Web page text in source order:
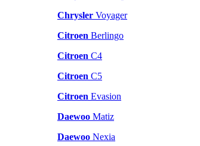
Chrysler Voyager
Citroen Berlingo
Citroen C4
Citroen C5
Citroen Evasion
Daewoo Matiz
Daewoo Nexia